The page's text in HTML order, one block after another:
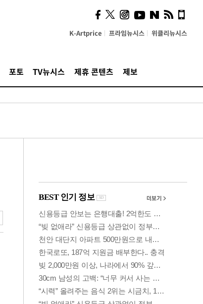
K-Artprice 프라임뉴시스 위클리뉴시스
포토 TV뉴시스 제휴 콘텐츠 제보
시, 스마트폰 액세서리에
NFC 더했다